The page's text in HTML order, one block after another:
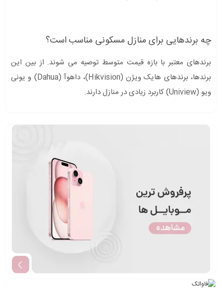
چه برندهایی برای منازل مسکونی مناسب است؟
برندهای معتبر با بازه قیمت متوسط توصیه می شوند. از بین این
برندها، برندهای هایک ویژن (Hikvision)، داهوآ (Dahua) و یونی
ویو (Uniview) کاربرد زیادی در منازل دارند.